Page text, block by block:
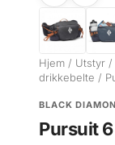
Hjem / Utstyr /
drikkebelte /
BLACK
Pursuit